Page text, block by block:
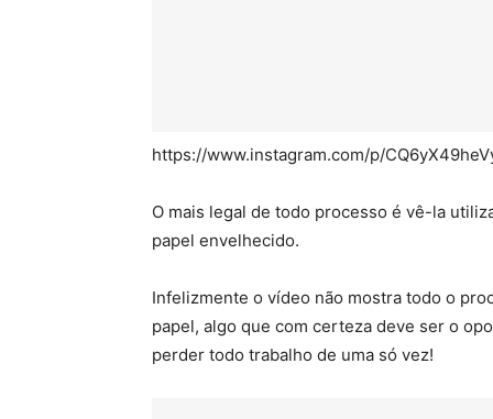
https://www.instagram.com/p/
O mais legal de todo processo é vê-la
papel envelhecido.
Infelizmente o vídeo não mostra todo o
papel, algo que com certeza deve ser o
perder todo trabalho de uma só vez!